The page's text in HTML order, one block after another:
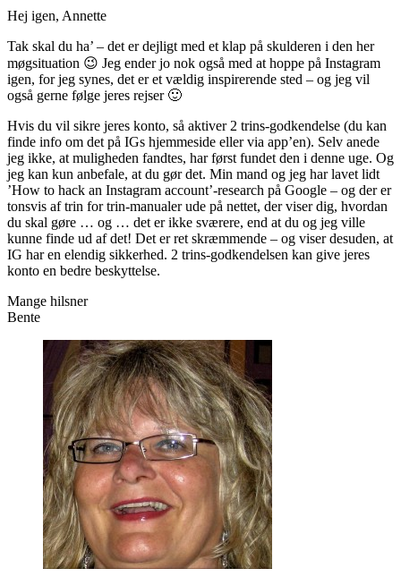
Hej igen, Annette
Tak skal du ha’ – det er dejligt med et klap på skulderen i den her
møgsituation 😉 Jeg ender jo nok også med at hoppe på Instagram
igen, for jeg synes, det er et vældig inspirerende sted – og jeg vil
også gerne følge jeres rejser 🙂
Hvis du vil sikre jeres konto, så aktiver 2 trins-godkendelse (du kan
finde info om det på IGs hjemmeside eller via app’en). Selv anede
jeg ikke, at muligheden fandtes, har først fundet den i denne uge. Og
jeg kan kun anbefale, at du gør det. Min mand og jeg har lavet lidt
’How to hack an Instagram account’-research på Google – og der er
tonsvis af trin for trin-manualer ude på nettet, der viser dig, hvordan
du skal gøre … og … det er ikke sværere, end at du og jeg ville
kunne finde ud af det! Det er ret skræmmende – og viser desuden, at
IG har en elendig sikkerhed. 2 trins-godkendelsen kan give jeres
konto en bedre beskyttelse.
Mange hilsner
Bente